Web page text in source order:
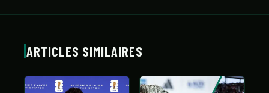
ARTICLES SIMILAIRES